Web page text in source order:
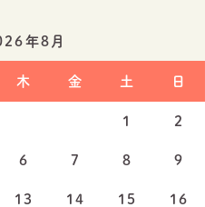
年8月
木 金 土 日
1 2
6 7 8 9
13 14 15 16